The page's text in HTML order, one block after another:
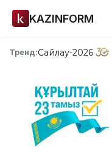
KAZINFORM
Тренд:Сайлау-2026